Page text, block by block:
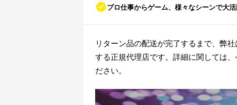
プロ仕事からゲーム、様々なシーンで大活
リターン品の配送が完了するまで、弊
する正規代理店です。詳細に関しては
ださい。